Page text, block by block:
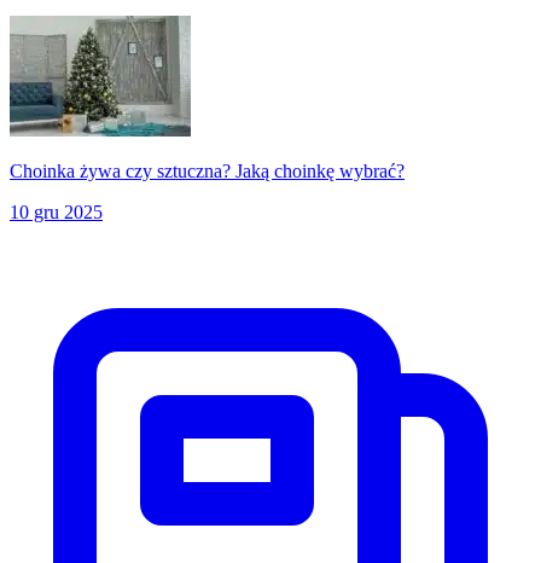
Choinka żywa czy sztuczna? Jaką choinkę wybrać?
10 gru 2025